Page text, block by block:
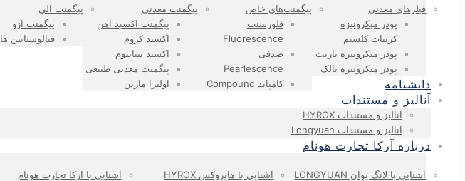
پیگمنت آلی
پیگمنت آزو
فتالوسیانین ها
پیگمنت‌ معدنی
پیگمنت اکسید آهن
اکسید‌ کروم
اکسید تیتانیوم
پیگمنت معدنی طبیعی
اولترا مارین
پیگمنت‌های خاص
فلورسنت
Fluorescence
صدفی
Pearlescence
کامپاند Compound
فیلرهای معدنی
پودر میکرونیزه
کربنات کلسیم
پودر میکرونیزه باریت
پودر میکرونیزه تالک
دانشنامه
آنالیز و مستندات
آنالیز و مستندات HYROX
آنالیز و مستندات Longyuan
درباره آرکا تجارت هونام
آشنایی با آرکا تجارت هونام آشنایی با هایروکس HYROX آشنایی با لانگ یوآن LONGYUAN